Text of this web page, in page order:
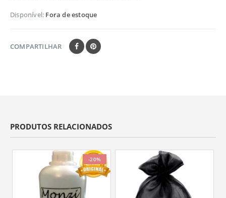
Disponível: Fora de estoque
COMPARTILHAR
PRODUTOS RELACIONADOS
-20%